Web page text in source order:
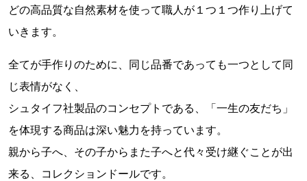
どの高品質な自然素材を使って職人が１つ１つ作り上げて
いきます。
全てが手作りのために、同じ品番であっても一つとして同
じ表情がなく、
シュタイフ社製品のコンセプトである、「一生の友だち」
を体現する商品は深い魅力を持っています。
親から子へ、その子からまた子へと代々受け継ぐことが出
来る、コレクションドールです。